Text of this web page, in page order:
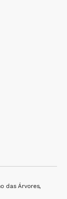
das Árvores,